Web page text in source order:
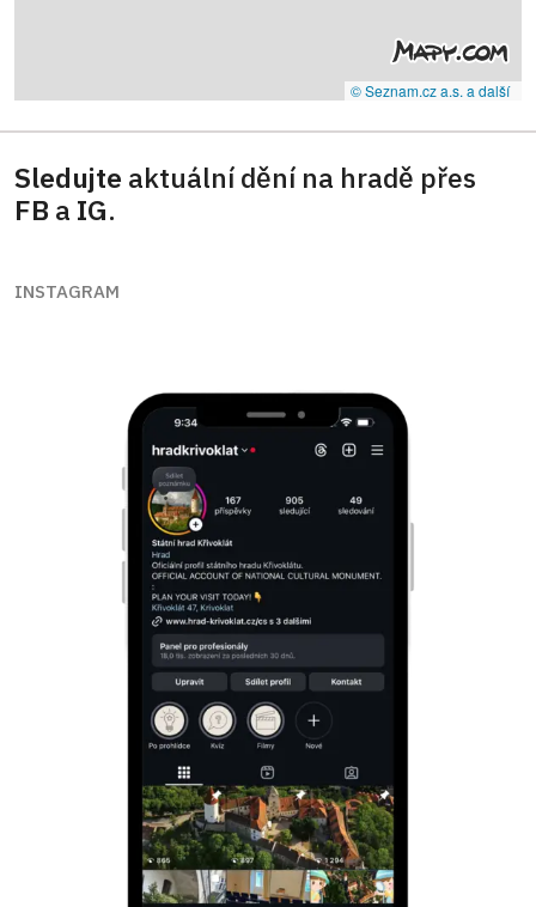
© Seznam.cz a.s. a další
Sledujte aktuální dění na hradě přes
FB a IG.
INSTAGRAM